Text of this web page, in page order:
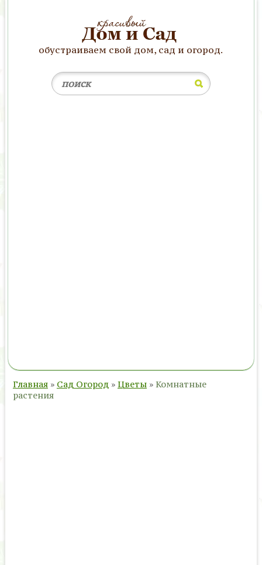
обустраиваем свой дом, сад и огород.
Главная » Сад Огород » Цветы » Комнатные
растения